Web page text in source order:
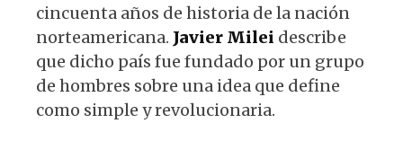
cincuenta años de historia de la nación
norteamericana. Javier Milei describe
que dicho país fue fundado por un grupo
de hombres sobre una idea que define
como simple y revolucionaria.